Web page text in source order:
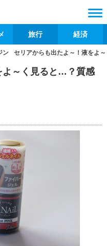
旅行 経済
ン セリアからも出たよ～！液をよ
よ～く見ると…？質感